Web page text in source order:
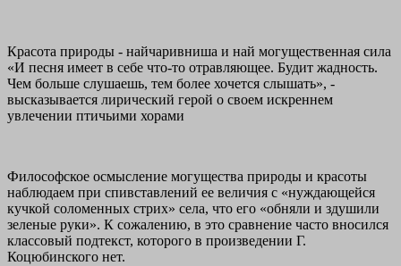
Красота природы - найчаривниша и най могущественная сила
«И песня имеет в себе что-то отравляющее. Будит жадность.
Чем больше слушаешь, тем более хочется слышать», -
высказывается лирический герой о своем искреннем
увлечении птичьими хорами
Философское осмысление могущества природы и красоты
наблюдаем при спивставлений ее величия с «нуждающейся
кучкой соломенных стрих» села, что его «обняли и здушили
зеленые руки». К сожалению, в это сравнение часто вносился
классовый подтекст, которого в произведении Г.
Коцюбинского нет.